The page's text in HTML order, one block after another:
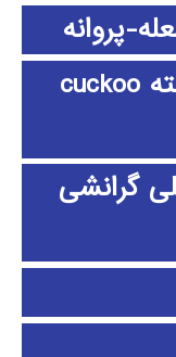
پروانه
الگوریتم جستجوی فاخته cuckoo
گرانشی